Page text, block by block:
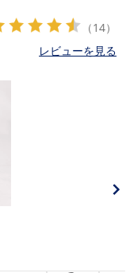
（14）
レビューを見る